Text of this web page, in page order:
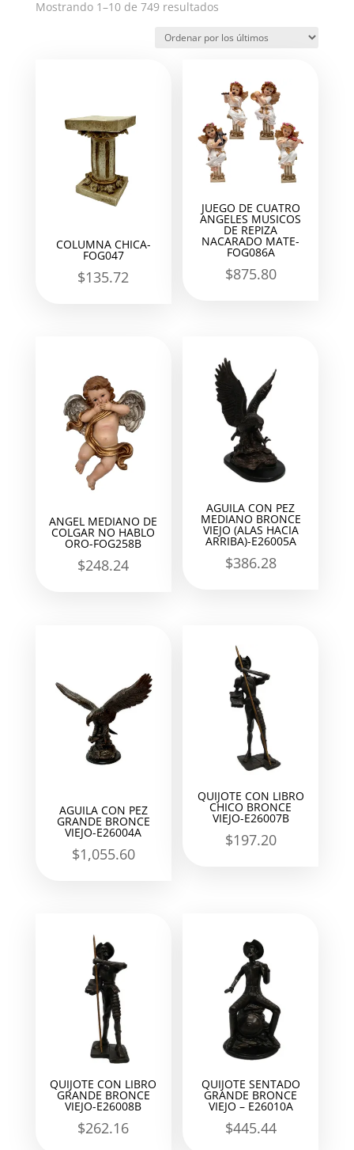
Mostrando 1–10 de 749 resultadosOrdenado
los
COLUMNA CHICA-
FOG047
$135.72
JUEGO DE CUATRO
ANGELES MUSICOS
DE REPIZA
NACARADO MATE-
FOG086A
$875.80
ANGEL MEDIANO DE
COLGAR NO HABLO
ORO-FOG258B
$248.24
AGUILA CON PEZ
MEDIANO BRONCE
VIEJO (ALAS HACIA
ARRIBA)-E26005A
$386.28
AGUILA CON PEZ
GRANDE BRONCE
VIEJO-E26004A
$1,055.60
QUIJOTE CON LIBRO
CHICO BRONCE
VIEJO-E26007B
$197.20
QUIJOTE CON LIBRO
GRANDE BRONCE
VIEJO-E26008B
$262.16
QUIJOTE SENTADO
GRANDE BRONCE
VIEJO – E26010A
$445.44